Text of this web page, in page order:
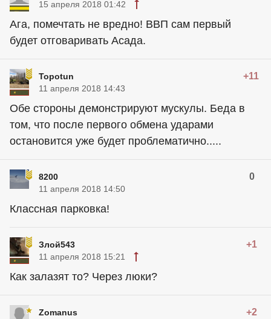
15 апреля 2018 01:42
Ага, помечтать не вредно! ВВП сам первый
будет отговаривать Асада.
Topotun +11
11 апреля 2018 14:43
Обе стороны демонстрируют мускулы. Беда в
том, что после первого обмена ударами
остановится уже будет проблематично.....
8200 0
11 апреля 2018 14:50
Классная парковка!
Злой543 +1
11 апреля 2018 15:21
Как залазят то? Через люки?
Zomanus +2